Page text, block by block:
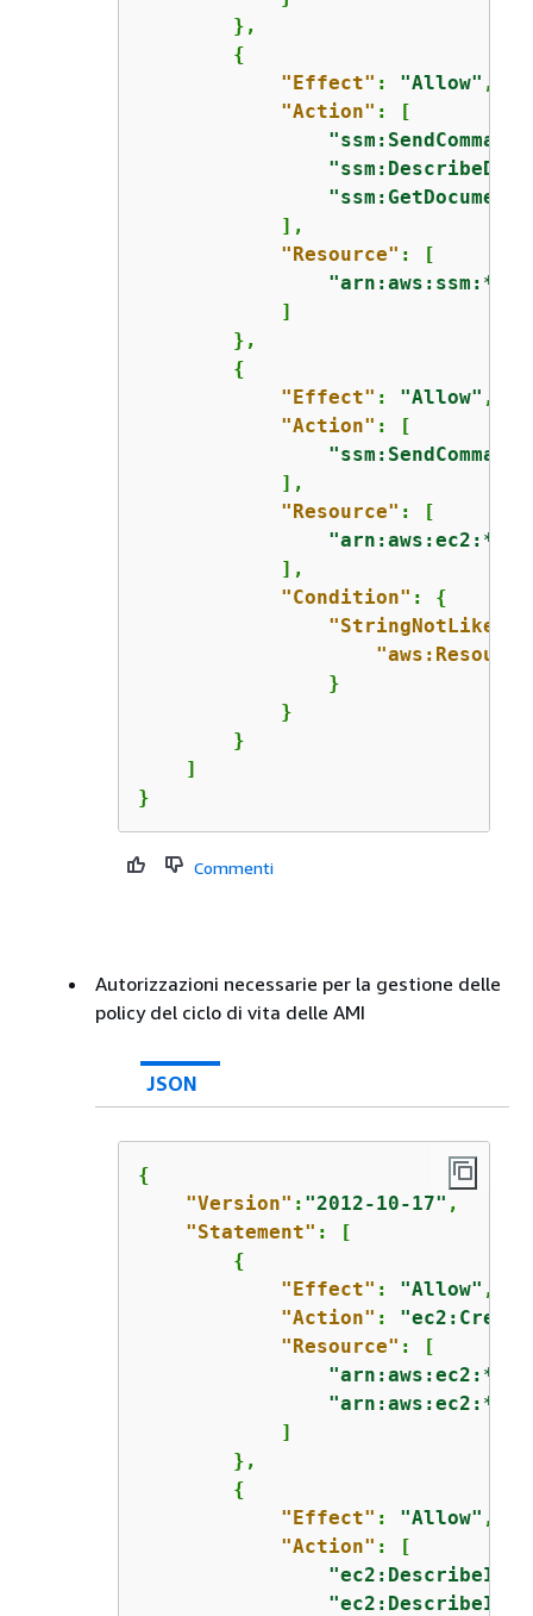
        },
{
"Effect" : "Allow" ,
"Action" : [
"ssm:SendCommand"
"ssm:GetDocument"
            ],
"Resource" : [
            ]
        },
{
"Effect" : "Allow" ,
"Action" : [
"ssm:SendCommand"
            ],
"Resource" : [
            ],
"Condition" : {
"StringNotLike"
                }
            }
        }
    ]
}
Commenti
Autorizzazioni necessarie per la gestione delle
policy del ciclo di vita delle AMI
JSON
{
"Version" : "2012-10-17" ,
"Statement" : [
{
"Effect" : "Allow" ,
"Action" :
"Resource" : [
            ]
        },
{
"Effect" : "Allow" ,
"Action" : [